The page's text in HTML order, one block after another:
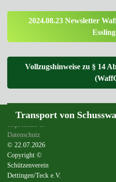
2024.08.23 Newsletter
Vollzugshinweise zu § 14
Transport von
Impressum &
Datenschutz
© 22.07.2026
Copyright ©
Schützenverein
Dettingen/Teck e.V.